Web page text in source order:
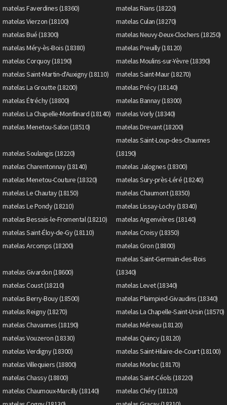
matelas Faverdines (18360)
matelas Rians (18220)
matelas Vierzon (18100)
matelas Culan (18270)
matelas Bué (18300)
matelas Neuvy-Deux-Clochers (18250)
matelas Méry-ès-Bois (18380)
matelas Preuilly (18120)
matelas Corquoy (18190)
matelas Moulins-sur-Yèvre (18390)
matelas Saint-Martin-d'Auxigny (18110)
matelas Saint-Maur (18270)
matelas La Groutte (18200)
matelas Précy (18140)
matelas Étréchy (18800)
matelas Bannay (18300)
matelas La Chapelle-Montlinard (18140)
matelas Vorly (18340)
matelas Menetou-Salon (18510)
matelas Drevant (18200)
matelas Soulangis (18220)
matelas Saint-Loup-des-Chaumes
(18190)
matelas Charentonnay (18140)
matelas Jalognes (18300)
matelas Menetou-Couture (18320)
matelas Sury-près-Léré (18240)
matelas Le Chautay (18150)
matelas Chaumont (18350)
matelas Le Pondy (18210)
matelas Lissay-Lochy (18340)
matelas Bessais-le-Fromental (18210)
matelas Argenvières (18140)
matelas Saint-Éloy-de-Gy (18110)
matelas Croisy (18350)
matelas Arcomps (18200)
matelas Gron (18800)
matelas Givardon (18600)
matelas Saint-Germain-des-Bois
(18340)
matelas Coust (18210)
matelas Levet (18340)
matelas Berry-Bouy (18500)
matelas Plaimpied-Givaudins (18340)
matelas Reigny (18270)
matelas La Chapelle-Saint-Ursin (18570)
matelas Chavannes (18190)
matelas Méreau (18120)
matelas Vouzeron (18330)
matelas Quincy (18120)
matelas Verdigny (18300)
matelas Saint-Hilaire-de-Court (18100)
matelas Villequiers (18800)
matelas Morlac (18170)
matelas Chassy (18800)
matelas Saint-Céols (18220)
matelas Chaumoux-Marcilly (18140)
matelas Chéry (18120)